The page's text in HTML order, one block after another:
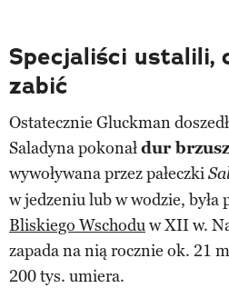
Specjaliści ustalili,
zabić
Ostatecznie Gluckman
Saladyna pokonałdur
wywoływana przez pałeczki
w jedzeniu lub w wodzie, była
Bliskiego Wschoduw XII w.
zapada na nią rocznie ok. 21
200 tys. umiera.